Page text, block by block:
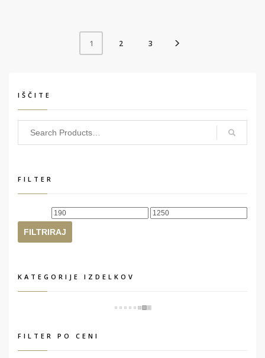
1 2 3
IŠČITE
FILTER
Min
cena
Max
FILTRIRAJ
KATEGORIJE IZDELKOV
FILTER PO CENI